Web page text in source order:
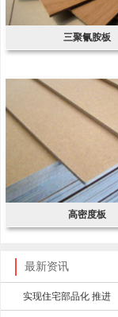
三聚氰胺板
高密度板
最新资讯
实现住宅部品化 推进